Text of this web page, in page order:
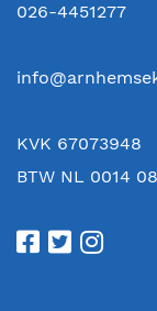
026-4451277
KVK 67073948
BTW NL 0014